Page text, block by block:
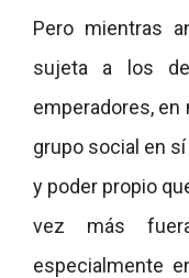
Pero mientras
sujeta a los
emperadores,
grupo social en
y poder propio
vez más
especialmente